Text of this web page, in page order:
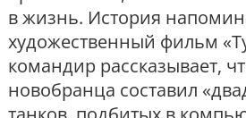
в жизнь. История
художественный фильм
командир рассказывает,
новобранца составил